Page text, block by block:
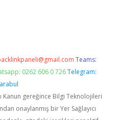
Teams:
0262 606 0 726 Telegram:
Kanun gereğince Bilgi Teknolojileri
onaylanmış bir Yer Sağlayıcı